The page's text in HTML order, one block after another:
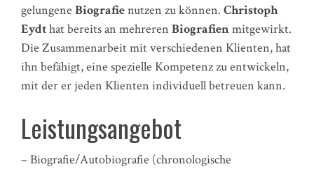
gelungene Biografienutzen zu können. Christoph
Eydthat bereits an mehreren Biografienmitgewirkt.
Die Zusammenarbeit mit verschiedenen Klienten, hat
ihn befähigt, eine spezielle Kompetenz zu entwickeln,
mit der er jeden Klienten individuell betreuen kann.
Leistungsangebot
– Biografie/Autobiografie (chronologische